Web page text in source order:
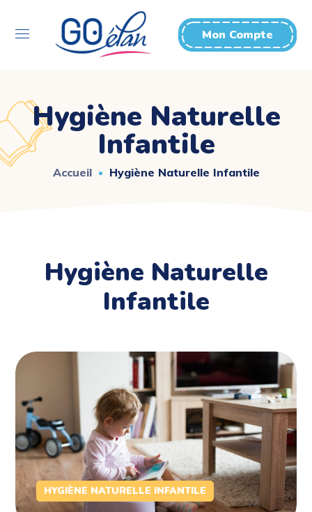
Mon Compte
Hygiène Naturelle
Infantile
Accueil Hygiène Naturelle Infantile
Hygiène Naturelle
Infantile
HYGIÈNE NATURELLE INFANTILE